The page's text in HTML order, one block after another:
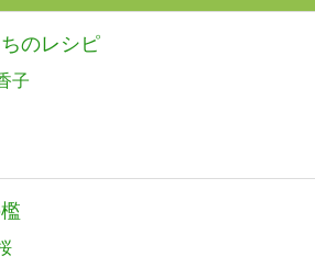
のレシピ
子